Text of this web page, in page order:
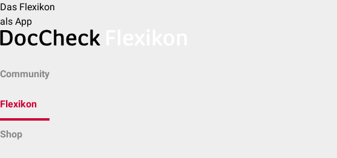
Das Flexikon
als App
Community
Flexikon
Shop